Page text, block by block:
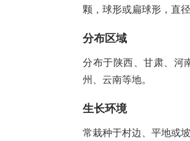
颗，球形或扁球形，直
分布区域
分布于陕西、甘肃、河
州、云南等地。
生长环境
常栽种于村边、平地或坡